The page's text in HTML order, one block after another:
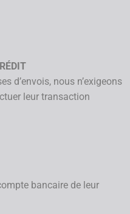
d’envois, nous n’exigeons
leur transaction
bancaire de leur